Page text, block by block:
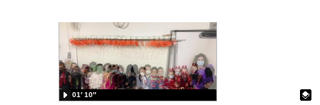
01′ 10″